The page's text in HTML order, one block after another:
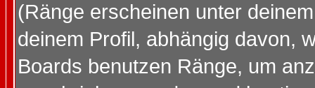
(Ränge erscheinen unter
deinem Profil, abhängig davon,
Boards benutzen Ränge, um